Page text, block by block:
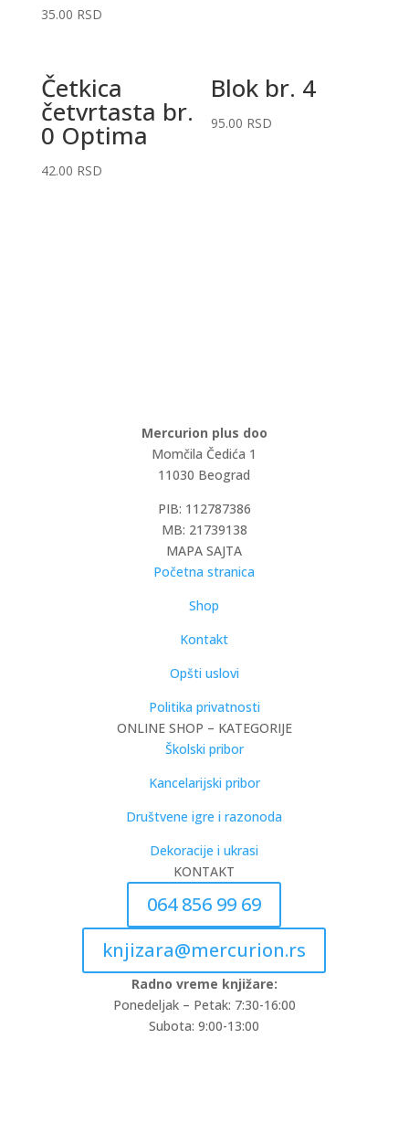
35.00 RSD
Četkica
četvrtasta br.
0 Optima
42.00 RSD
Blok br. 4
95.00 RSD
Mercurion plus doo
Momčila Čedića 1
11030 Beograd
PIB: 112787386
MB: 21739138
MAPA SAJTA
Početna stranica
Shop
Kontakt
Opšti uslovi
Politika privatnosti
ONLINE SHOP – KATEGORIJE
Školski pribor
Kancelarijski pribor
Društvene igre i razonoda
Dekoracije i ukrasi
KONTAKT
064 856 99 69
knjizara@mercurion.rs
Radno vreme knjižare:
Ponedeljak – Petak: 7:30-16:00
Subota: 9:00-13:00